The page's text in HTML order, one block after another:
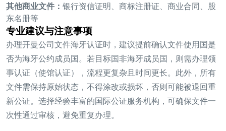
其他商业文件： 银行资信证明、商标注册证、商业合同、股
东名册等
专业建议与注意事项
办理开曼公司文件海牙认证时，建议提前确认文件使用国是
否为海牙公约成员国。若目标国非海牙成员国，则需办理领
事认证（使馆认证），流程更复杂且时间更长。此外，所有
文件需保持原始状态，不得涂改或损坏，否则可能被退回重
新公证。选择经验丰富的国际公证服务机构，可确保文件一
次性通过审核，避免重复办理。